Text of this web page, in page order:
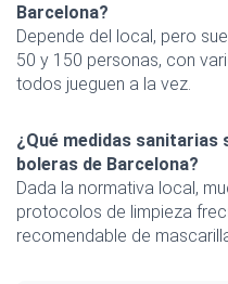
Barcelona?
Depende del local, pero
50 y 150 personas, con
todos jueguen a la vez.
¿Qué medidas sanitarias
boleras de Barcelona?
Dada la normativa local,
protocolos de limpieza
recomendable de